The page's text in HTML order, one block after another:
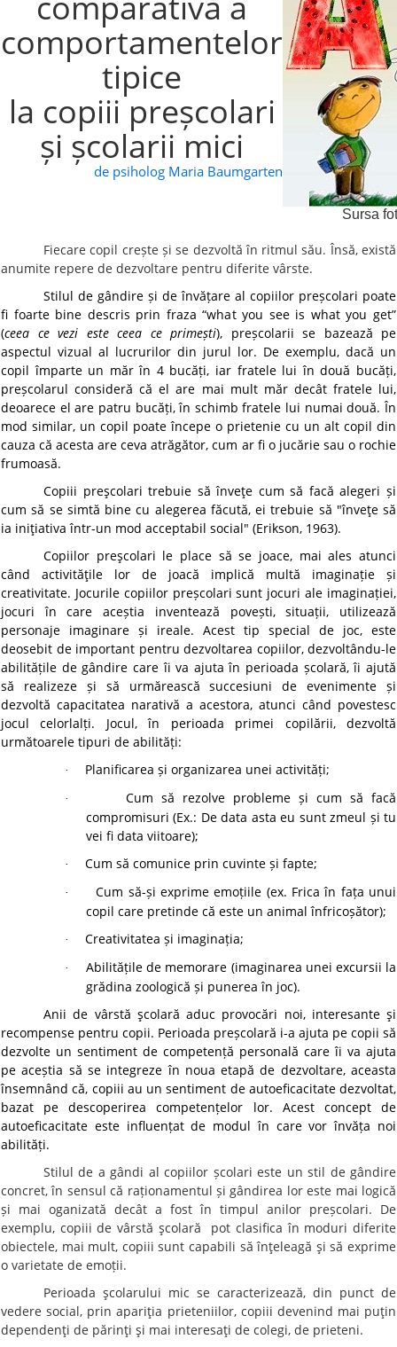
comportamentelor
tipice
la copiii preșcolari
și școlarii mici
de psiholog Maria Baumgarten
Sursa
Fiecare copil crește și se dezvoltă în ritmul său. Însă, există
anumite repere de dezvoltare pentru diferite vârste.
Stilul de gândire și de învățare al copiilor preșcolari poate
fi foarte bine descris prin fraza “what you see is what you get”
(ceea ce vezi este ceea ce primești), preșcolarii se bazează pe
aspectul vizual al lucrurilor din jurul lor. De exemplu, dacă un
copil împarte un măr în 4 bucăți, iar fratele lui în două bucăți,
preșcolarul consideră că el are mai mult măr decât fratele lui,
deoarece el are patru bucăți, în schimb fratele lui numai două. În
mod similar, un copil poate începe o prietenie cu un alt copil din
cauza că acesta are ceva atrăgător, cum ar fi o jucărie sau o rochie
frumoasă.
Copiii preşcolari trebuie să înveţe cum să facă alegeri și
cum să se simtă bine cu alegerea făcută, ei trebuie să "înveţe să
ia iniţiativa într-un mod acceptabil social" (Erikson, 1963).
Copiilor preşcolari le place să se joace, mai ales atunci
când activităţile lor de joacă implică multă imaginație și
creativitate. Jocurile copiilor preșcolari sunt jocuri ale imaginației,
jocuri în care aceștia inventează povești, situații, utilizează
personaje imaginare și ireale. Acest tip special de joc, este
deosebit de important pentru dezvoltarea copiilor, dezvoltându-le
abilitățile de gândire care îi va ajuta în perioada școlară, îi ajută
să realizeze și să urmărească succesiuni de evenimente și
dezvoltă capacitatea narativă a acestora, atunci când povestesc
jocul celorlalți. Jocul, în perioada primei copilării, dezvoltă
următoarele tipuri de abilități:
· Planificarea și organizarea unei activități;
·
Cum să rezolve probleme și cum să facă
compromisuri (Ex.: De data asta eu sunt zmeul și tu
vei fi data viitoare);
· Cum să comunice prin cuvinte și fapte;
·
Cum să-și exprime emoțiile (ex. Frica în fața unui
copil care pretinde că este un animal înfricoșător);
· Creativitatea și imaginația;
·
Abilitățile de memorare (imaginarea unei excursii la
grădina zoologică și punerea în joc).
Anii de vârstă şcolară aduc provocări noi, interesante şi
recompense pentru copii. Perioada preșcolară i-a ajuta pe copii să
dezvolte un sentiment de competență personală care îi va ajuta
pe aceștia să se integreze în noua etapă de dezvoltare, aceasta
însemnând că, copiii au un sentiment de autoeficacitate dezvoltat,
bazat pe descoperirea competențelor lor. Acest concept de
autoeficacitate este influențat de modul în care vor învăța noi
abilități.
Stilul de a gândi al copiilor școlari este un stil de gândire
concret, în sensul că raționamentul și gândirea lor este mai logică
și mai oganizată decât a fost în timpul anilor preșcolari. De
exemplu, copiii de vârstă şcolară pot clasifica în moduri diferite
obiectele, mai mult, copiii sunt capabili să înţeleagă şi să exprime
o varietate de emoții.
Perioada şcolarului mic se caracterizează, din punct de
vedere social, prin apariţia prieteniilor, copiii devenind mai puţin
dependenţi de părinţi şi mai interesaţi de colegi, de prieteni.